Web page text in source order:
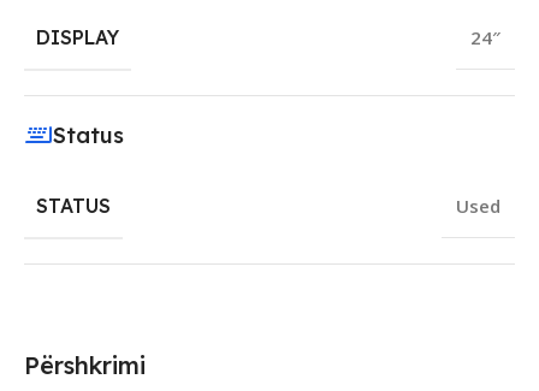
Përshkrimi
DISPLAY 24″
Status
STATUS Used